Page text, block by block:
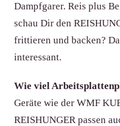
Dampfgarer. Reis plus
schau Dir den
frittieren und backen?
interessant.
Wie viel
Geräte wie der WMF
REISHUNGER passen